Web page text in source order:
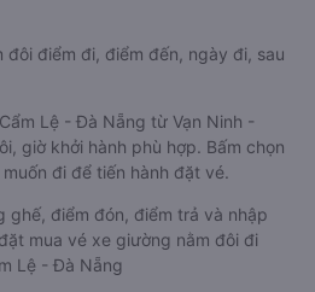
đôi điểm đi, điểm đến, ngày đi, sau
Lệ - Đà Nẵng từ Vạn Ninh -
giờ khởi hành phù hợp. Bấm chọn
đi để tiến hành đặt vé.
ghế, điểm đón, điểm trả và nhập
mua vé xe giường nằm đôi đi
Lệ - Đà Nẵng